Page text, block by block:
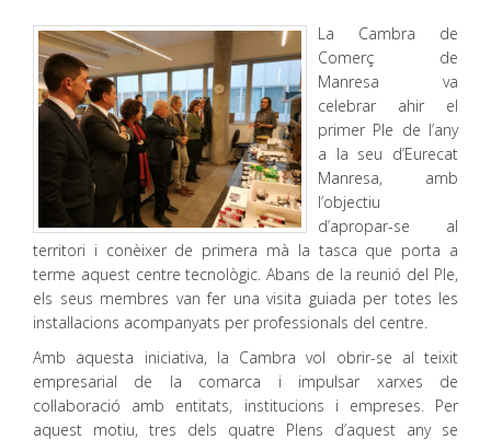
La Cambra de
Comerç de
Manresa va
celebrar ahir el
primer Ple de l’any
a la seu d’Eurecat
Manresa, amb
l’objectiu
d’apropar-se al
territori i conèixer de primera mà la tasca que porta a
terme aquest centre tecnològic. Abans de la reunió del Ple,
els seus membres van fer una visita guiada per totes les
instal·lacions acompanyats per professionals del centre.
Amb aquesta iniciativa, la Cambra vol obrir-se al teixit
empresarial de la comarca i impulsar xarxes de
col·laboració amb entitats, institucions i empreses. Per
aquest motiu, tres dels quatre Plens d’aquest any se